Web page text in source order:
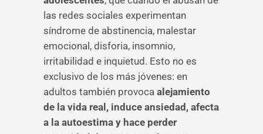
las redes sociales experimentan
síndrome de abstinencia, malestar
emocional, disforia, insomnio,
irritabilidad e inquietud. Esto no es
exclusivo de los más jóvenes: en
adultos también provoca alejamiento
de la vida real, induce ansiedad, afecta
a la autoestima y hace perder